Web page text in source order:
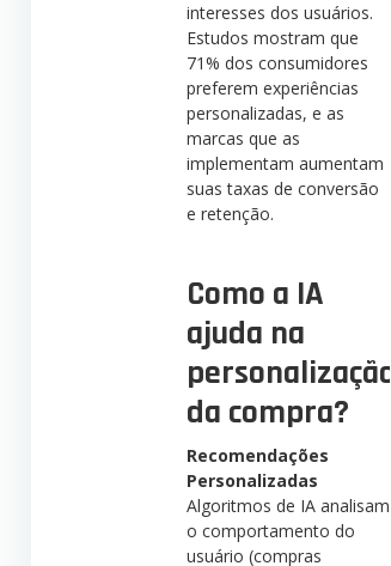
interesses dos usuários.
Estudos mostram que
71% dos consumidores
preferem experiências
personalizadas, e as
marcas que as
implementam aumentam
suas taxas de conversão
e retenção.
Como a IA
ajuda na
personalização
da compra?
Recomendações
Personalizadas
Algoritmos de IA analisam
o comportamento do
usuário (compras